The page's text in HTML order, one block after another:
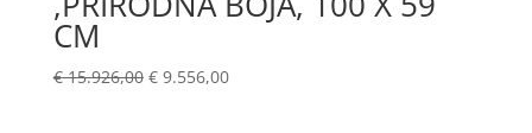
CM
€15.926,00 €9.556,00